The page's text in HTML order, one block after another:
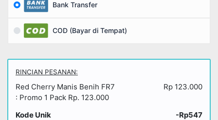
Bank Transfer
COD (Bayar di Tempat)
RINCIAN PESANAN:
Red Cherry Manis Benih FR7
: Promo 1 Pack Rp. 123.000
Rp 123.000
Kode Unik -Rp547